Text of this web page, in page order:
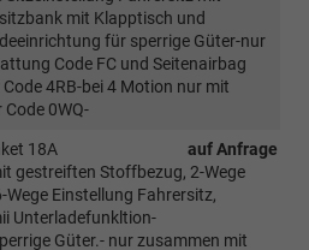
mit Klapptisch und
für sperrige Güter-nur
Code FC und Seitenairbag
4RB-bei 4 Motion nur mit
0WQ-
auf Anfrage
18A
gestreiften Stoffbezug, 2-Wege
Einstellung Fahrersitz,
Unterladefunkltion-
Güter.- nur zusammen mit